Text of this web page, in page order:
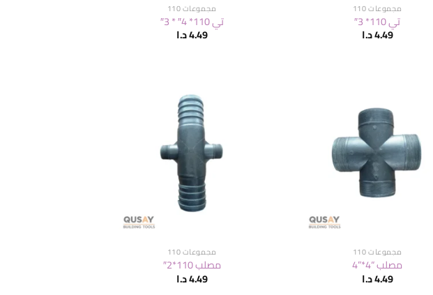
مجموعات 110
تي 110* 3″
4.49د.ا
مجموعات 110
تي 110* 4″ * 3″
4.49د.ا
مجموعات 110
مصلب “4*”4
4.49د.ا
مجموعات 110
مصلب 110*2″
4.49د.ا